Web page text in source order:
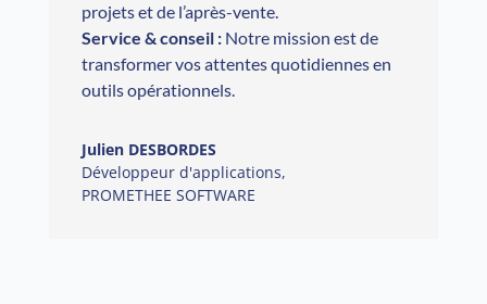
projets et de l’après-vente.
Service & conseil :Notre mission est de
transformer vos attentes quotidiennes en
outils opérationnels.
Julien DESBORDES
Développeur d'applications,
PROMETHEE SOFTWARE